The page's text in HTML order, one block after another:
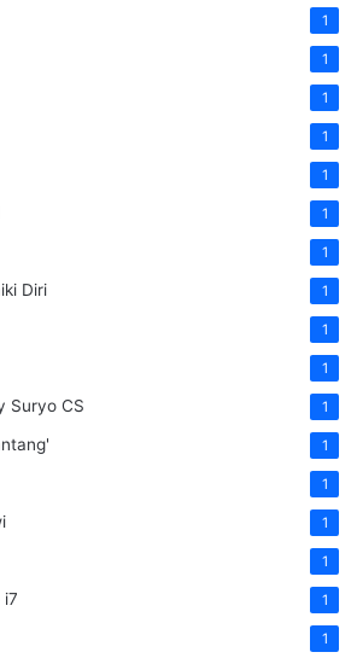
1
1
1
1
1
1
1
Diri 1
1
1
Suryo CS 1
1
1
1
1
i7 1
1